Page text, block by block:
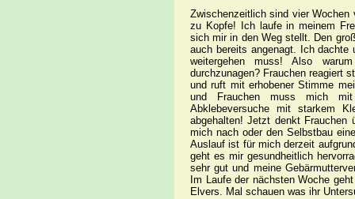
Zwischenzeitlich sind vier
zu Kopfe! Ich laufe in meinem
sich mir in den Weg stellt. Den
auch bereits angenagt. Ich
weitergehen muss! Also
durchzunagen? Frauchen reagiert
und ruft mit erhobener Stimme
und Frauchen muss mich mit
Abklebeversuche mit starkem
abgehalten! Jetzt denkt Frauchen
mich nach oder den Selbstbau
Auslauf ist für mich derzeit
geht es mir gesundheitlich
sehr gut und meine
Im Laufe der nächsten Woche
Elvers. Mal schauen was ihr